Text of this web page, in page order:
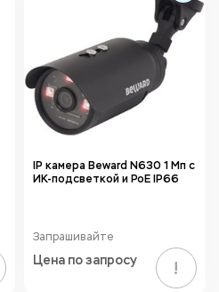
IP камера Beward N630 1 Мп с
ИК-подсветкой и PoE IP66
Запрашивайте
Цена по запросу !